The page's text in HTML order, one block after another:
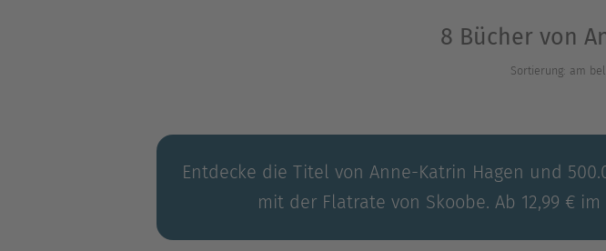
8 Bücher von
Sortierung: am
Entdecke die Titel von Anne-Katrin Hagen und
mit der Flatrate von Skoobe. Ab 12,99 € im